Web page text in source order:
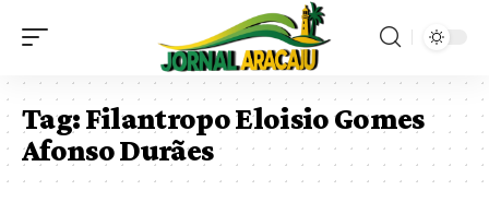
Tag:Filantropo Eloisio Gomes
Afonso Durães